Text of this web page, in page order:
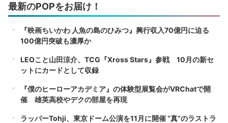
最新のPOPをお届け！
『映画ちいかわ 人魚の島のひみつ』興行収入70億円に迫る
100億円突破も濃厚か
LEOこと山田涼介、TCG『Xross Stars』参戦 10月の新セ
ットにカードとして収録
『僕のヒーローアカデミア』の体験型展覧会がVRChatで開
催 雄英高校やデクの部屋を再現
ラッパーTohji、東京ドーム公演を11月に開催 “真”のラストラ